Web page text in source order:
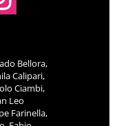
Bellora,
Calipari,
Ciambi,
Leo
Farinella,